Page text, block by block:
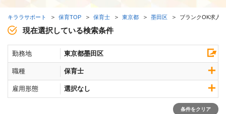
キララサポート 保育TOP 保育士 東京都 墨田区 ブランクOK求人
現在選択している検索条件
勤務地 東京都墨田区
職種 保育士
雇用形態 選択なし
条件をクリア